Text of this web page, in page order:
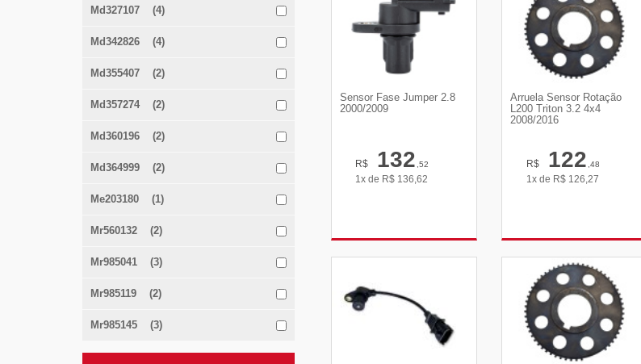
Md327107 (4)
Md342826 (4)
Md355407 (2)
Md357274 (2)
Md360196 (2)
Md364999 (2)
Me203180 (1)
Mr560132 (2)
Mr985041 (3)
Mr985119 (2)
Mr985145 (3)
Sensor Fase Jumper 2.8
2000/2009
R$ 132,52
1x de R$ 136,62
Arruela Sensor Rotação
L200 Triton 3.2 4x4
2008/2016
R$ 122,48
1x de R$ 126,27